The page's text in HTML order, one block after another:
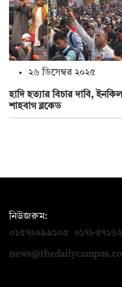
২৬ ডিসেম্বর ২০২৫
হাদি হত্যার বিচার দাবি,
শাহবাগ ব্লকেড
নিউজরুম:
০১৫৭২০৯৯১০৫